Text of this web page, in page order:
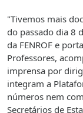
"Tivemos mais
do passado dia 8
da FENROF e
Professores,
imprensa por
integram a
números nem
Secretários de